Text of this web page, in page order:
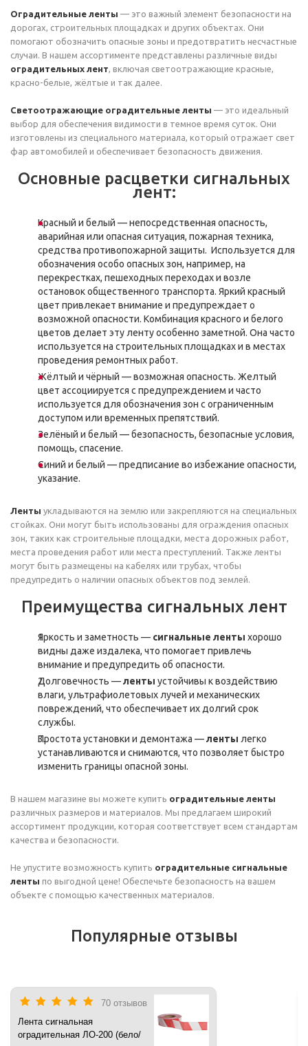
Оградительные ленты — это важный элемент безопасности на
дорогах, строительных площадках и других объектах. Они
помогают обозначить опасные зоны и предотвратить несчастные
случаи. В нашем ассортименте представлены различные виды
оградительных лент , включая светоотражающие красные,
красно-белые, жёлтые и так далее.
Светоотражающие оградительные ленты — это идеальный
выбор для обеспечения видимости в темное время суток. Они
изготовлены из специального материала, который отражает свет
фар автомобилей и обеспечивает безопасность движения.
Основные расцветки сигнальных
лент:
Красный и белый — непосредственная опасность,
аварийная или опасная ситуация, пожарная техника,
средства противопожарной защиты. Используется для
обозначения особо опасных зон, например, на
перекрестках, пешеходных переходах и возле
остановок общественного транспорта. Яркий красный
цвет привлекает внимание и предупреждает о
возможной опасности. Комбинация красного и белого
цветов делает эту ленту особенно заметной. Она часто
используется на строительных площадках и в местах
проведения ремонтных работ.
Жёлтый и чёрный — возможная опасность. Желтый
цвет ассоциируется с предупреждением и часто
используется для обозначения зон с ограниченным
доступом или временных препятствий.
Зелёный и белый — безопасность, безопасные условия,
помощь, спасение.
Синий и белый — предписание во избежание опасности,
указание.
Ленты укладываются на землю или закрепляются на специальных
стойках. Они могут быть использованы для ограждения опасных
зон, таких как строительные площадки, места дорожных работ,
места проведения работ или места преступлений. Также ленты
могут быть размещены на кабелях или трубах, чтобы
предупредить о наличии опасных объектов под землей.
Преимущества сигнальных лент
Яркость и заметность — сигнальные ленты хорошо
видны даже издалека, что помогает привлечь
внимание и предупредить об опасности.
Долговечность —ленты устойчивы к воздействию
влаги, ультрафиолетовых лучей и механических
повреждений, что обеспечивает их долгий срок
службы.
Простота установки и демонтажа —ленты легко
устанавливаются и снимаются, что позволяет быстро
изменить границы опасной зоны.
В нашем магазине вы можете купить оградительные ленты
различных размеров и материалов. Мы предлагаем широкий
ассортимент продукции, которая соответствует всем стандартам
качества и безопасности.
Не упустите возможность купить оградительные сигнальные
ленты по выгодной цене! Обеспечьте безопасность на вашем
объекте с помощью качественных материалов.
Популярные отзывы
70 отзывов
Лента сигнальная
оградительная ЛО-200 (бело/